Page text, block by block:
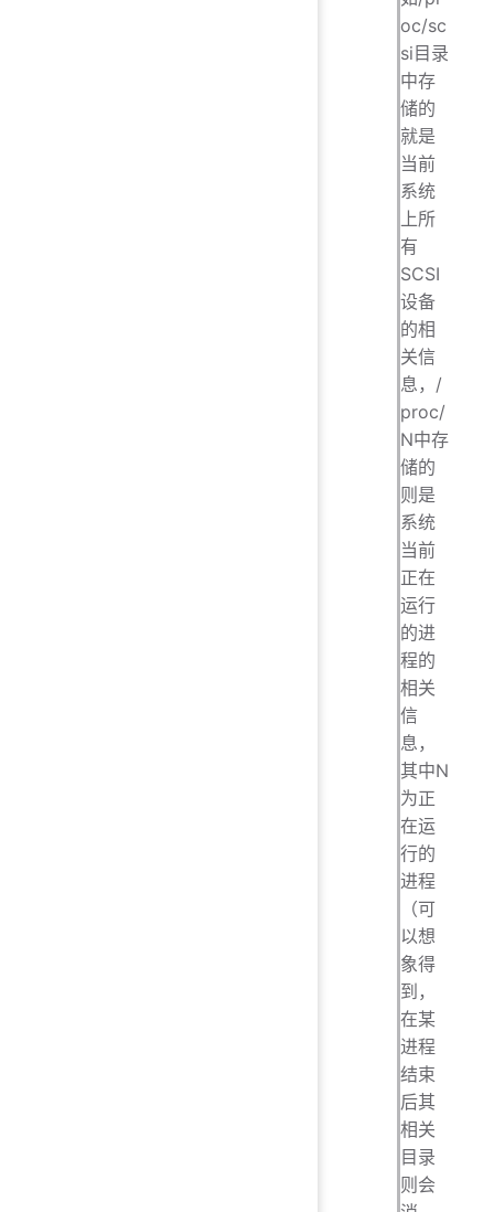
oc/sc
si目录
中存
储的
就是
当前
系统
上所
有
SCSI
设备
的相
关信
息，/
proc/
N中存
储的
则是
系统
当前
正在
运行
的进
程的
相关
信
息，
其中N
为正
在运
行的
进程
（可
以想
象得
到，
在某
进程
结束
后其
相关
目录
则会